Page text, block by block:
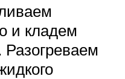
и кладем
Разогреваем